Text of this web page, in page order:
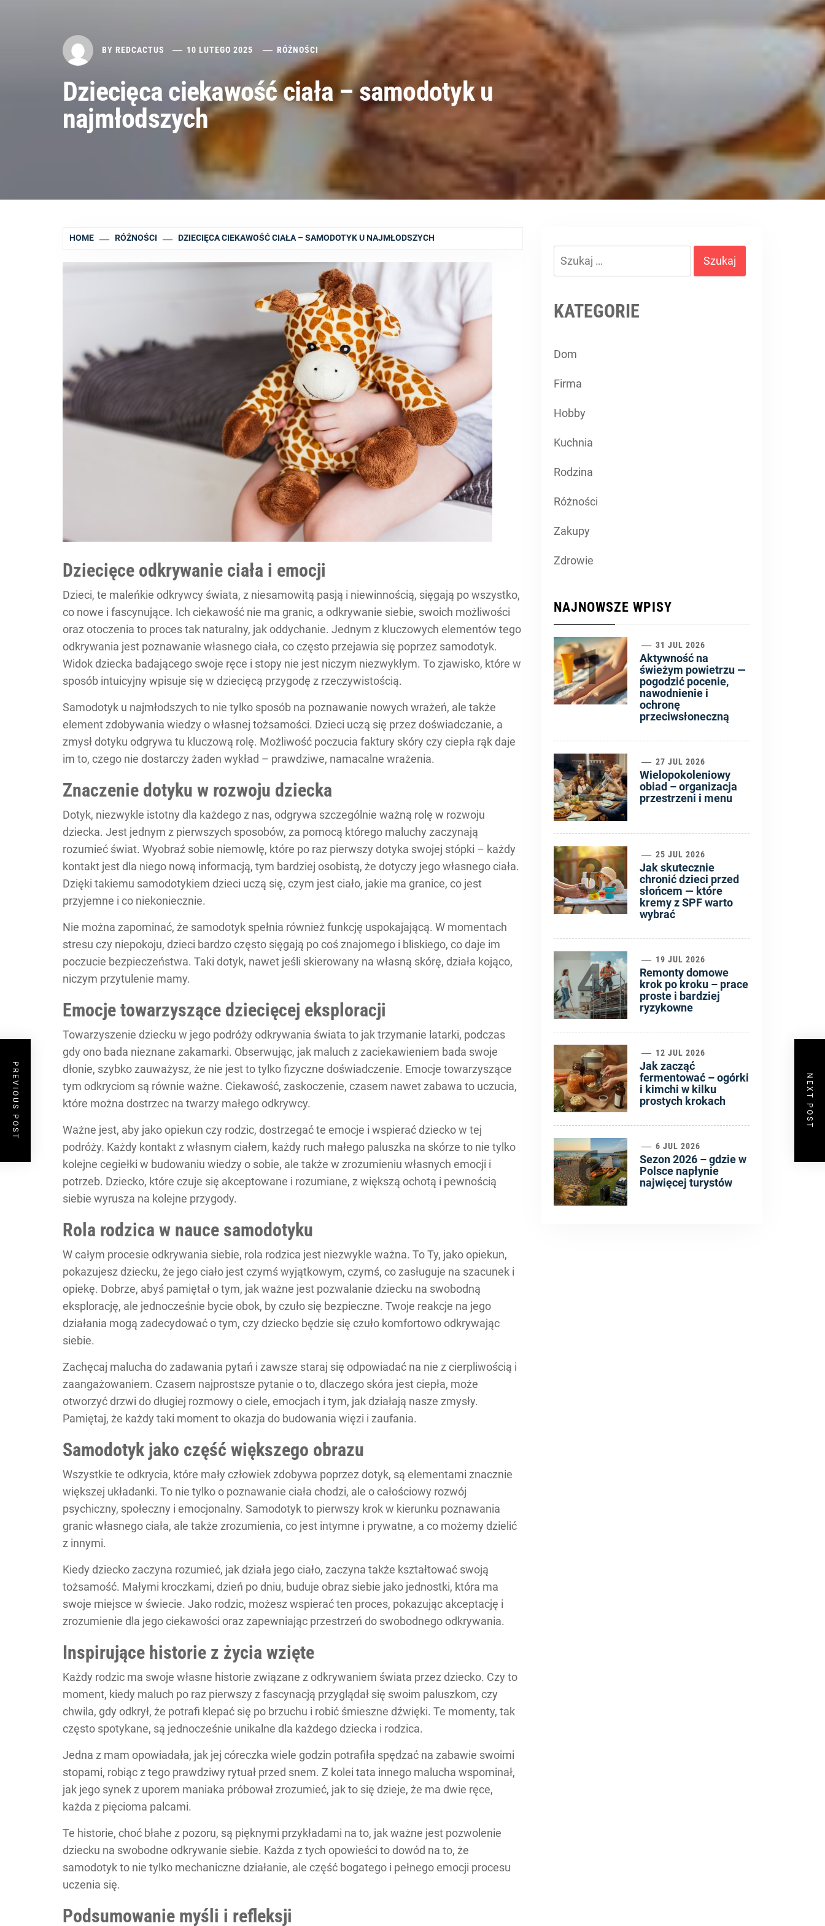
BY REDCACTUS 10 LUTEGO 2025 RÓŻNOŚCI
Dziecięca ciekawość ciała – samodotyk u
najmłodszych
HOME RÓŻNOŚCI DZIECIĘCA CIEKAWOŚĆ CIAŁA – SAMODOTYK U NAJMŁODSZYCH
Dziecięce odkrywanie ciała i emocji
Dzieci, te maleńkie odkrywcy świata, z niesamowitą pasją i niewinnością, sięgają po wszystko,
co nowe i fascynujące. Ich ciekawość nie ma granic, a odkrywanie siebie, swoich możliwości
oraz otoczenia to proces tak naturalny, jak oddychanie. Jednym z kluczowych elementów tego
odkrywania jest poznawanie własnego ciała, co często przejawia się poprzez samodotyk.
Widok dziecka badającego swoje ręce i stopy nie jest niczym niezwykłym. To zjawisko, które w
sposób intuicyjny wpisuje się w dziecięcą przygodę z rzeczywistością.
Samodotyk u najmłodszych to nie tylko sposób na poznawanie nowych wrażeń, ale także
element zdobywania wiedzy o własnej tożsamości. Dzieci uczą się przez doświadczanie, a
zmysł dotyku odgrywa tu kluczową rolę. Możliwość poczucia faktury skóry czy ciepła rąk daje
im to, czego nie dostarczy żaden wykład – prawdziwe, namacalne wrażenia.
Znaczenie dotyku w rozwoju dziecka
Dotyk, niezwykle istotny dla każdego z nas, odgrywa szczególnie ważną rolę w rozwoju
dziecka. Jest jednym z pierwszych sposobów, za pomocą którego maluchy zaczynają
rozumieć świat. Wyobraź sobie niemowlę, które po raz pierwszy dotyka swojej stópki – każdy
kontakt jest dla niego nową informacją, tym bardziej osobistą, że dotyczy jego własnego ciała.
Dzięki takiemu samodotykiem dzieci uczą się, czym jest ciało, jakie ma granice, co jest
przyjemne i co niekoniecznie.
Nie można zapominać, że samodotyk spełnia również funkcję uspokajającą. W momentach
stresu czy niepokoju, dzieci bardzo często sięgają po coś znajomego i bliskiego, co daje im
poczucie bezpieczeństwa. Taki dotyk, nawet jeśli skierowany na własną skórę, działa kojąco,
niczym przytulenie mamy.
Emocje towarzyszące dziecięcej eksploracji
Towarzyszenie dziecku w jego podróży odkrywania świata to jak trzymanie latarki, podczas
gdy ono bada nieznane zakamarki. Obserwując, jak maluch z zaciekawieniem bada swoje
dłonie, szybko zauważysz, że nie jest to tylko fizyczne doświadczenie. Emocje towarzyszące
tym odkryciom są równie ważne. Ciekawość, zaskoczenie, czasem nawet zabawa to uczucia,
które można dostrzec na twarzy małego odkrywcy.
Ważne jest, aby jako opiekun czy rodzic, dostrzegać te emocje i wspierać dziecko w tej
podróży. Każdy kontakt z własnym ciałem, każdy ruch małego paluszka na skórze to nie tylko
kolejne cegiełki w budowaniu wiedzy o sobie, ale także w zrozumieniu własnych emocji i
potrzeb. Dziecko, które czuje się akceptowane i rozumiane, z większą ochotą i pewnością
siebie wyrusza na kolejne przygody.
Rola rodzica w nauce samodotyku
W całym procesie odkrywania siebie, rola rodzica jest niezwykle ważna. To Ty, jako opiekun,
pokazujesz dziecku, że jego ciało jest czymś wyjątkowym, czymś, co zasługuje na szacunek i
opiekę. Dobrze, abyś pamiętał o tym, jak ważne jest pozwalanie dziecku na swobodną
eksplorację, ale jednocześnie bycie obok, by czuło się bezpieczne. Twoje reakcje na jego
działania mogą zadecydować o tym, czy dziecko będzie się czuło komfortowo odkrywając
siebie.
Zachęcaj malucha do zadawania pytań i zawsze staraj się odpowiadać na nie z cierpliwością i
zaangażowaniem. Czasem najprostsze pytanie o to, dlaczego skóra jest ciepła, może
otworzyć drzwi do długiej rozmowy o ciele, emocjach i tym, jak działają nasze zmysły.
Pamiętaj, że każdy taki moment to okazja do budowania więzi i zaufania.
Samodotyk jako część większego obrazu
Wszystkie te odkrycia, które mały człowiek zdobywa poprzez dotyk, są elementami znacznie
większej układanki. To nie tylko o poznawanie ciała chodzi, ale o całościowy rozwój
psychiczny, społeczny i emocjonalny. Samodotyk to pierwszy krok w kierunku poznawania
granic własnego ciała, ale także zrozumienia, co jest intymne i prywatne, a co możemy dzielić
z innymi.
Kiedy dziecko zaczyna rozumieć, jak działa jego ciało, zaczyna także kształtować swoją
tożsamość. Małymi kroczkami, dzień po dniu, buduje obraz siebie jako jednostki, która ma
swoje miejsce w świecie. Jako rodzic, możesz wspierać ten proces, pokazując akceptację i
zrozumienie dla jego ciekawości oraz zapewniając przestrzeń do swobodnego odkrywania.
Inspirujące historie z życia wzięte
Każdy rodzic ma swoje własne historie związane z odkrywaniem świata przez dziecko. Czy to
moment, kiedy maluch po raz pierwszy z fascynacją przyglądał się swoim paluszkom, czy
chwila, gdy odkrył, że potrafi klepać się po brzuchu i robić śmieszne dźwięki. Te momenty, tak
często spotykane, są jednocześnie unikalne dla każdego dziecka i rodzica.
Jedna z mam opowiadała, jak jej córeczka wiele godzin potrafiła spędzać na zabawie swoimi
stopami, robiąc z tego prawdziwy rytuał przed snem. Z kolei tata innego malucha wspominał,
jak jego synek z uporem maniaka próbował zrozumieć, jak to się dzieje, że ma dwie ręce,
każda z pięcioma palcami.
Te historie, choć błahe z pozoru, są pięknymi przykładami na to, jak ważne jest pozwolenie
dziecku na swobodne odkrywanie siebie. Każda z tych opowieści to dowód na to, że
samodotyk to nie tylko mechaniczne działanie, ale część bogatego i pełnego emocji procesu
uczenia się.
Podsumowanie myśli i refleksji
PREVIOUS POST NEXT POST
Szukaj:
KATEGORIE
Dom
Firma
Hobby
Kuchnia
Rodzina
Różności
Zakupy
Zdrowie
NAJNOWSZE WPISY
1 31 JUL 2026
Aktywność na
świeżym powietrzu —
pogodzić pocenie,
nawodnienie i
ochronę
przeciwsłoneczną
2 27 JUL 2026
Wielopokoleniowy
obiad – organizacja
przestrzeni i menu
3 25 JUL 2026
Jak skutecznie
chronić dzieci przed
słońcem — które
kremy z SPF warto
wybrać
4 19 JUL 2026
Remonty domowe
krok po kroku – prace
proste i bardziej
ryzykowne
5 12 JUL 2026
Jak zacząć
fermentować – ogórki
i kimchi w kilku
prostych krokach
6 6 JUL 2026
Sezon 2026 – gdzie w
Polsce napłynie
najwięcej turystów